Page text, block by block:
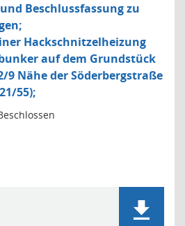
Beschlussfassung zu
Hackschnitzelheizung
auf dem Grundstück
9 Nähe der Söderbergstraße
55);